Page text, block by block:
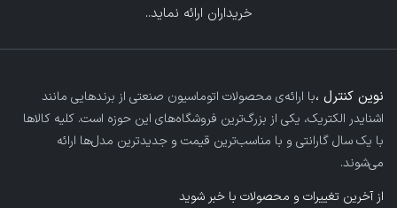
خریداران ارائه نماید..
نوین کنترل ،با ارائه‌ی محصولات اتوماسیون صنعتی از برندهایی مانند
اشنایدر الکتریک، یکی از بزرگ‌ترین فروشگاه‌های این حوزه است. کلیه کالاها
با یک سال گارانتی و با مناسب‌ترین قیمت و جدیدترین مدل‌ها ارائه
می‌شوند.
از آخرین تغییرات و محصولات با خبر شوید